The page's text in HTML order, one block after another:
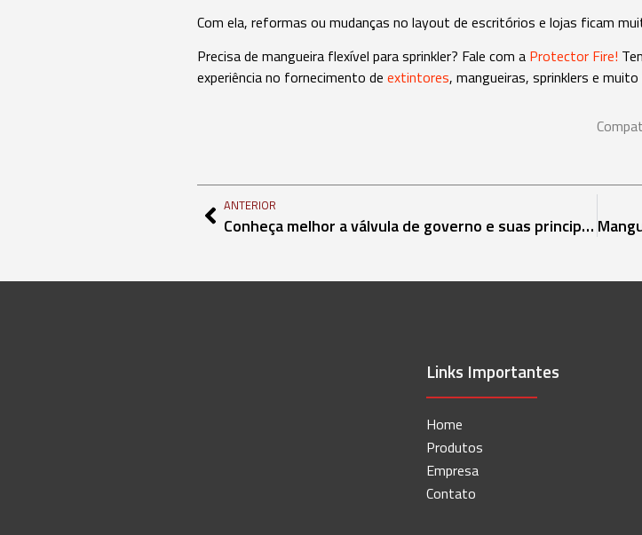
Com ela, reformas ou mudanças no layout de escritórios e lojas ficam
Precisa de mangueira flexível para sprinkler? Fale com a Protector Fire!
experiência no fornecimento de extintores, mangueiras, sprinklers e muito
ANTERIOR
Conheça melhor a válvula de governo e suas principais funções
Links Importantes
Home
Produtos
Empresa
Contato